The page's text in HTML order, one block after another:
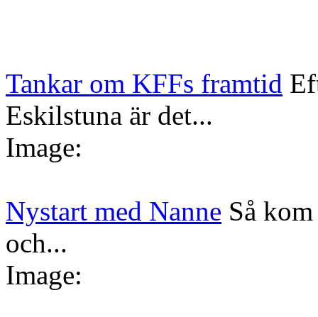
Tankar om KFFs framtid
Eskilstuna är det...
Image:
Nystart med Nanne Så
och...
Image: